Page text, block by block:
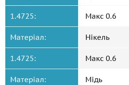
1.4725: Макс 0.6
Матеріал: Нікель
1.4725: Макс 0.6
Матеріал: Мідь